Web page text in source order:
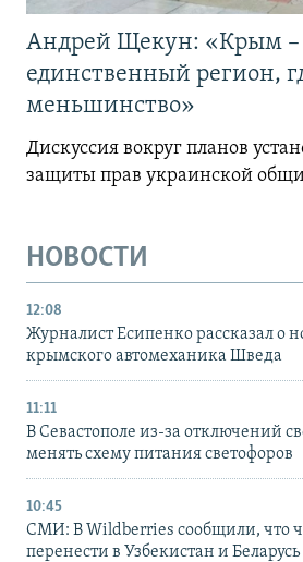
Андрей Щекун: «Крым –
единственный регион,
меньшинство»
Дискуссия вокруг планов
защиты прав украинской
НОВОСТИ
12:08
Журналист Есипенко рассказал о
крымского автомеханика Шведа
11:11
В Севастополе из-за отключений
менять схему питания светофоров
10:45
СМИ: В Wildberries сообщили, что
перенести в Узбекистан и Беларусь